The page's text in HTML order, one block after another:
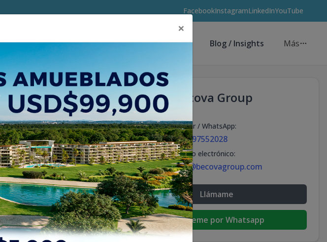
FacebookInstagramLinkedInYouTube
Guía de inversión Asesores de Inversión Blog / Insights Más
Becova Group
Celular / WhatsApp:
+18297552028
Correo electrónico:
info@becovagroup.com
Llámame
Escribeme por Whatsapp
×